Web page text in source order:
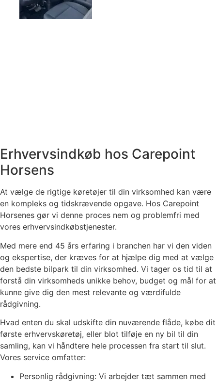
Erhvervsindkøb hos Carepoint
Horsens
At vælge de rigtige køretøjer til din virksomhed kan være
en kompleks og tidskrævende opgave. Hos Carepoint
Horsenes gør vi denne proces nem og problemfri med
vores erhvervsindkøbstjenester.
Med mere end 45 års erfaring i branchen har vi den viden
og ekspertise, der kræves for at hjælpe dig med at vælge
den bedste bilpark til din virksomhed. Vi tager os tid til at
forstå din virksomheds unikke behov, budget og mål for at
kunne give dig den mest relevante og værdifulde
rådgivning.
Hvad enten du skal udskifte din nuværende flåde, købe dit
første erhvervskøretøj, eller blot tilføje en ny bil til din
samling, kan vi håndtere hele processen fra start til slut.
Vores service omfatter:
Personlig rådgivning: Vi arbejder tæt sammen med